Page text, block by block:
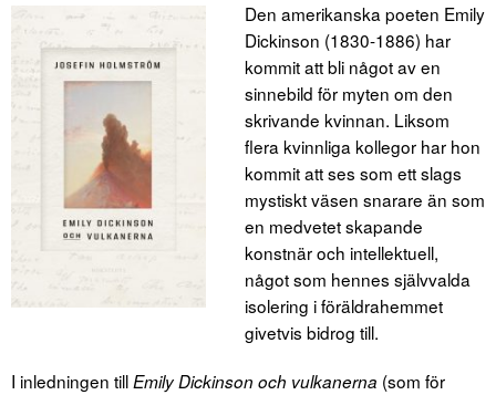
Den amerikanska poeten Emily
Dickinson (1830-1886) har
kommit att bli något av en
sinnebild för myten om den
skrivande kvinnan. Liksom
flera kvinnliga kollegor har hon
kommit att ses som ett slags
mystiskt väsen snarare än som
en medvetet skapande
konstnär och intellektuell,
något som hennes självvalda
isolering i föräldrahemmet
givetvis bidrog till.
I inledningen tillEmily Dickinson och vulkanerna (som för